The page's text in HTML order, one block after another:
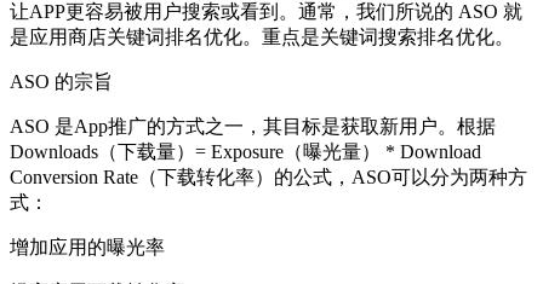
让APP更容易被用户搜索或看到。通常，我们所说的 ASO 就
是应用商店关键词排名优化。重点是关键词搜索排名优化。
ASO 的宗旨
ASO 是App推广的方式之一，其目标是获取新用户。根据
Downloads（下载量）= Exposure（曝光量） * Download
Conversion Rate（下载转化率）的公式，ASO可以分为两种方
式：
增加应用的曝光率